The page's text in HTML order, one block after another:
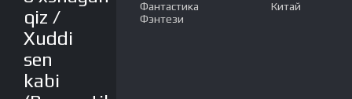
qiz /
Xuddi
sen
kabi
Фантастика
Фэнтези
Китай